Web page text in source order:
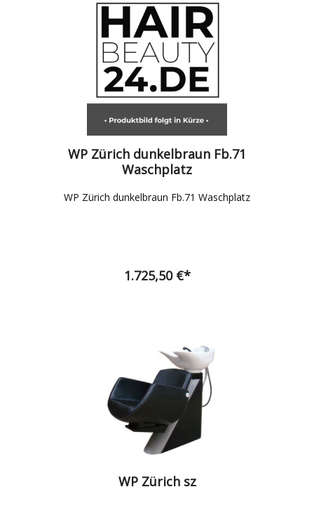
WP Zürich dunkelbraun Fb.71
Waschplatz
WP Zürich dunkelbraun Fb.71 Waschplatz
1.725,50 €*
WP Zürich sz